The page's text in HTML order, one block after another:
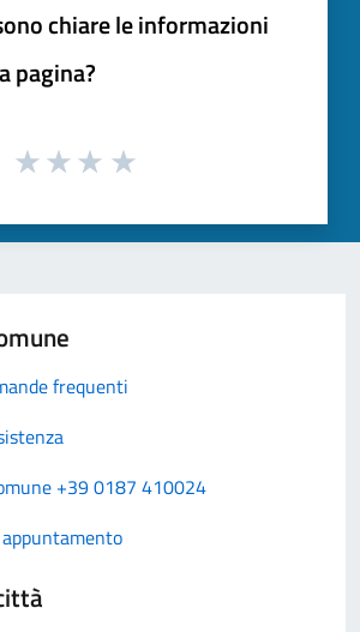
chiare le informazioni
pagina?
frequenti
+39 0187 410024